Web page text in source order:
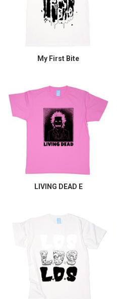
My First Bite
LIVING DEAD E